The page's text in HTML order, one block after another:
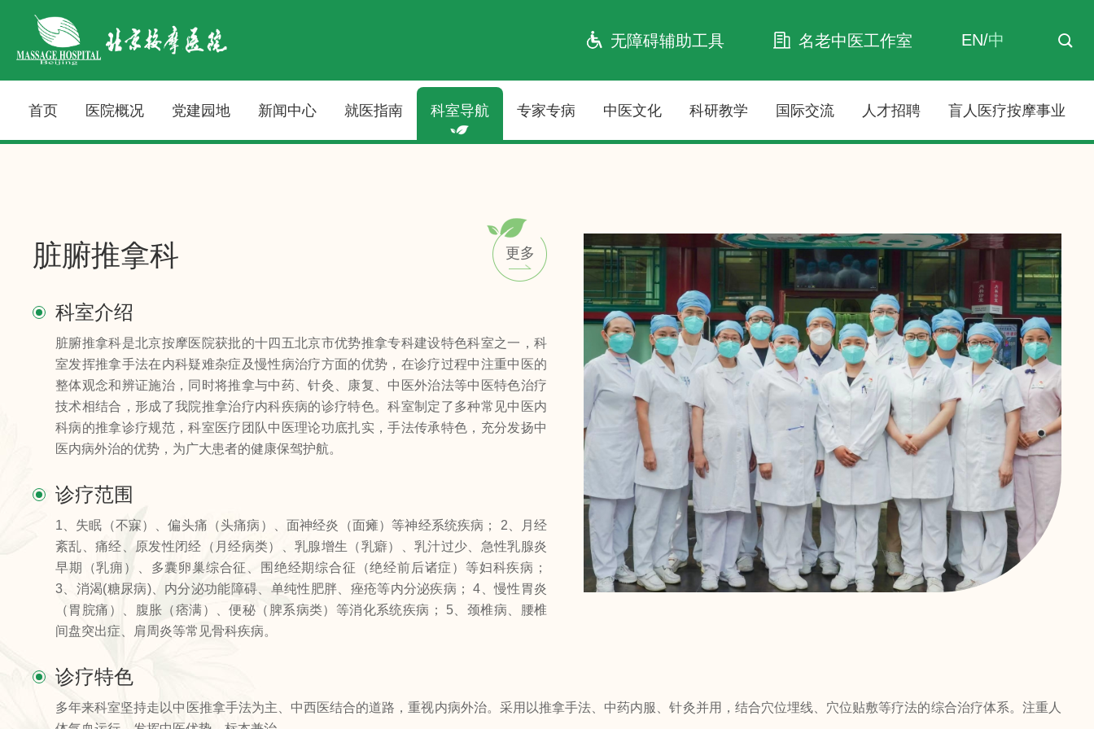
无障碍辅助工具 名老中医工作室 EN/中
首页 医院概况 党建园地 新闻中心 就医指南 科室导航 专家专病 中医文化 科研教学 国际交流 人才招聘 盲人医疗按摩事业
脏腑推拿科 更多
科室介绍
脏腑推拿科是北京按摩医院获批的十四五北京市优势推拿专科建设特色科室之一，科
室发挥推拿手法在内科疑难杂症及慢性病治疗方面的优势，在诊疗过程中注重中医的
整体观念和辨证施治，同时将推拿与中药、针灸、康复、中医外治法等中医特色治疗
技术相结合，形成了我院推拿治疗内科疾病的诊疗特色。科室制定了多种常见中医内
科病的推拿诊疗规范，科室医疗团队中医理论功底扎实，手法传承特色，充分发扬中
医内病外治的优势，为广大患者的健康保驾护航。
诊疗范围
1、失眠（不寐）、偏头痛（头痛病）、面神经炎（面瘫）等神经系统疾病； 2、月经
紊乱、痛经、原发性闭经（月经病类）、乳腺增生（乳癖）、乳汁过少、急性乳腺炎
早期（乳痈）、多囊卵巢综合征、围绝经期综合征（绝经前后诸症）等妇科疾病；
3、消渴(糖尿病)、内分泌功能障碍、单纯性肥胖、痤疮等内分泌疾病； 4、慢性胃炎
（胃脘痛）、腹胀（痞满）、便秘（脾系病类）等消化系统疾病； 5、颈椎病、腰椎
间盘突出症、肩周炎等常见骨科疾病。
诊疗特色
多年来科室坚持走以中医推拿手法为主、中西医结合的道路，重视内病外治。采用以推拿手法、中药内服、针灸并用，结合穴位埋线、穴位贴敷等疗法的综合治疗体系。注重人